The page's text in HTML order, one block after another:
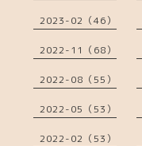
2023-02（46）
2022-11（68）
2022-08（55）
2022-05（53）
2022-02（53）